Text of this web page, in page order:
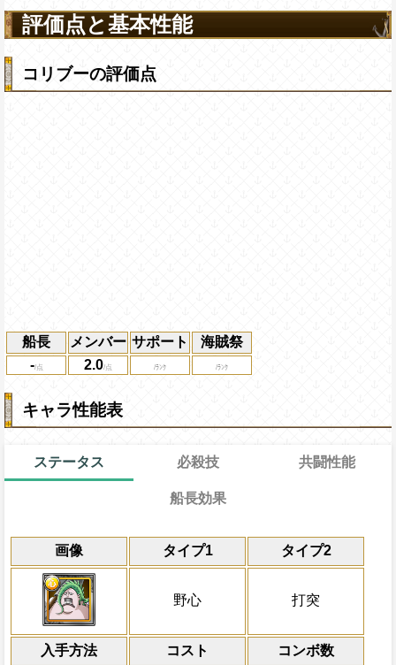
評価点と基本性能
コリブーの評価点
船長 メンバー サポート
海賊祭
-
2.0
キャラ性能表
ステータス
画像 タイプ1 タイプ2
野心 打突
入手方法 コスト コンボ数
必殺技
通常 16→8ターン
限界突破
通常時
野心タイプの自属性スロット以外をラン
共闘性能
共闘性能
船長効果
冒険開始時の必殺タ
キャラの攻撃を
にし、他の属性キャ
ターン数：8
船長効果
通常時
心・知属性キャラから受けるダメージを
Lv上限突破